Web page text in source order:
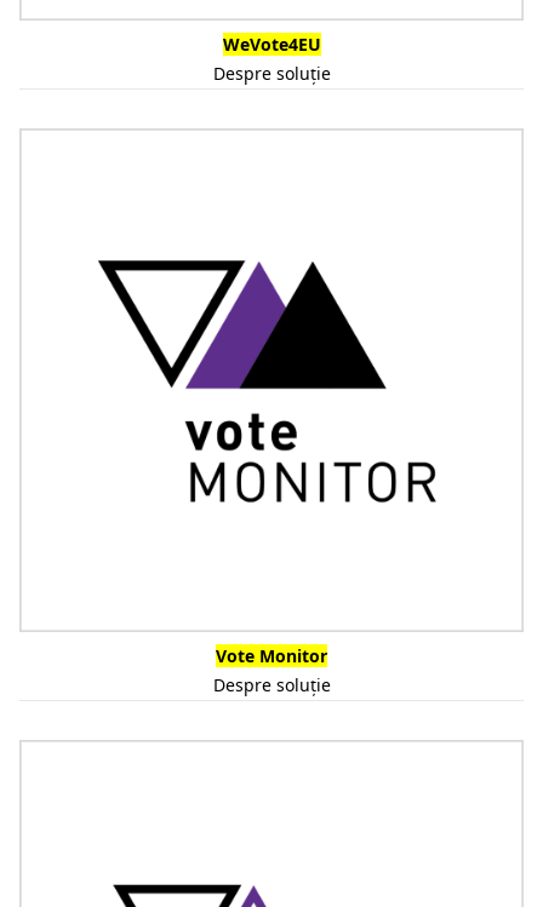
WeVote4EU
Despre soluție
Vote Monitor
Despre soluție